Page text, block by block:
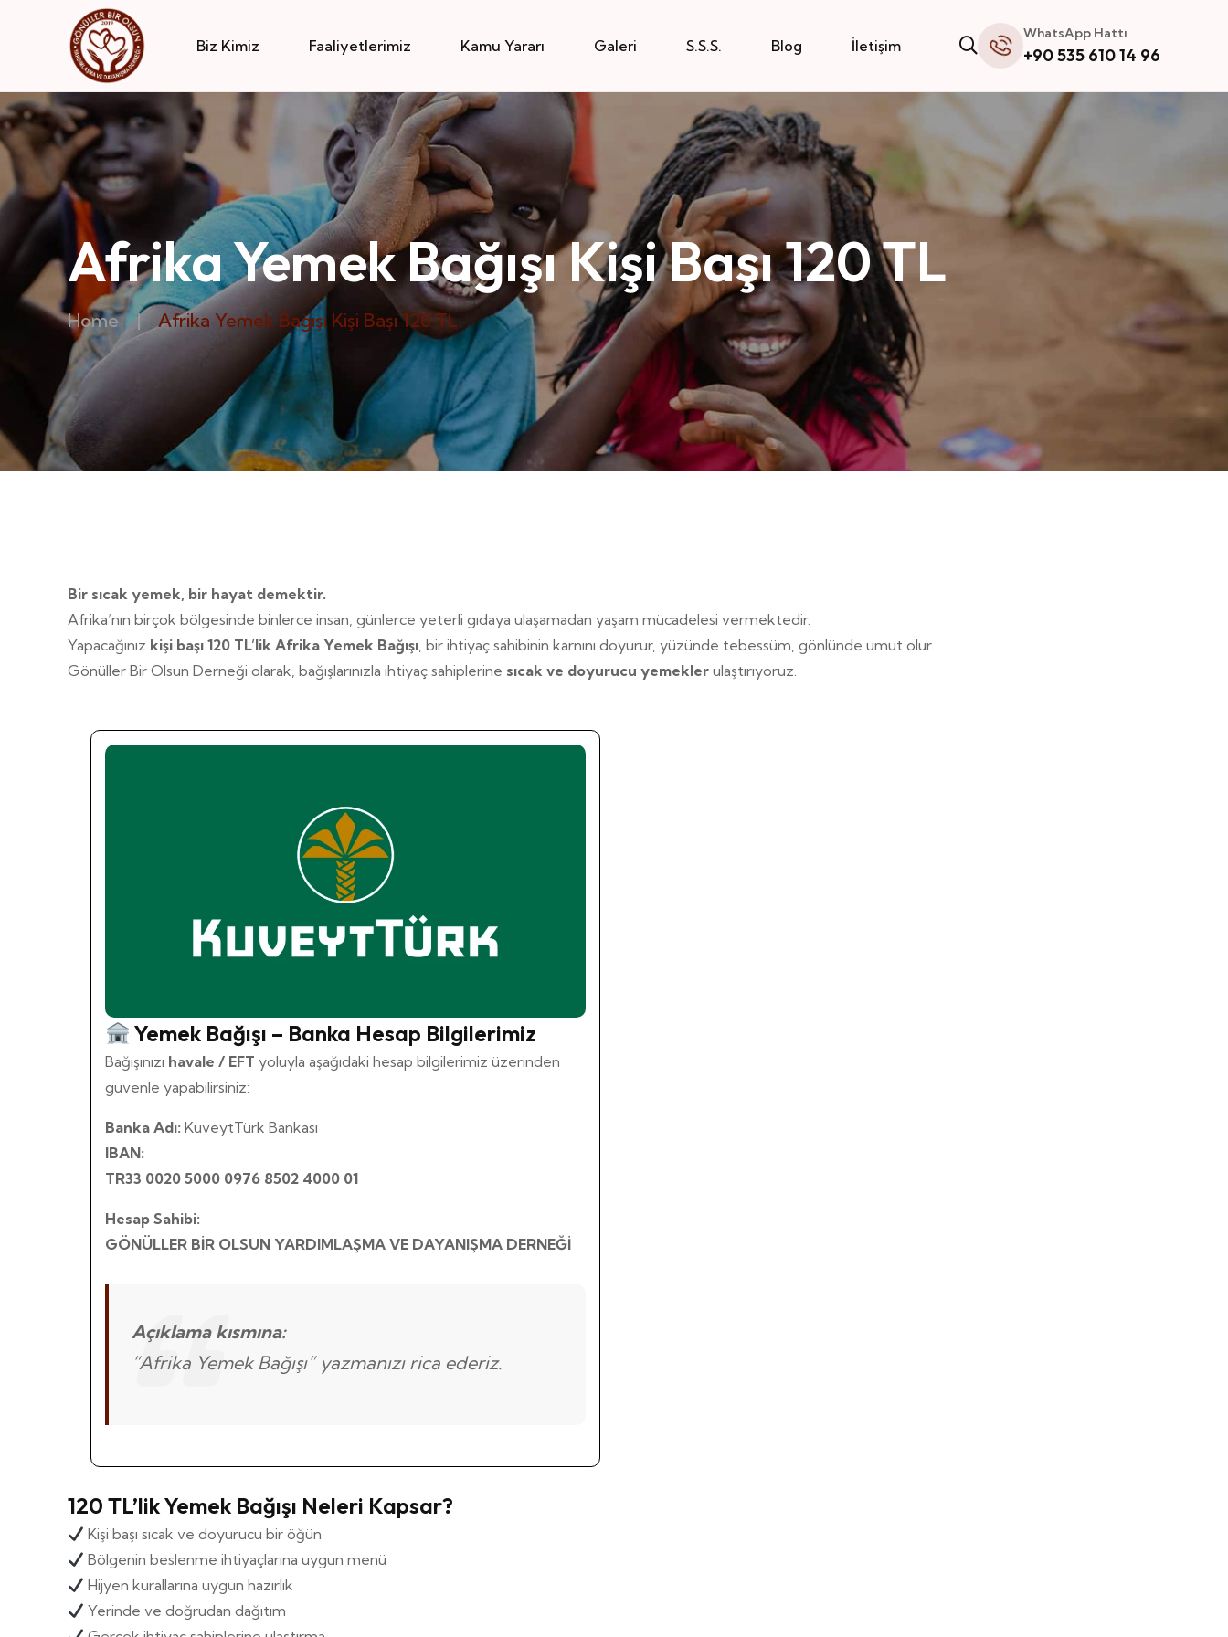
Biz Kimiz Faaliyetlerimiz Kamu Yararı Galeri S.S.S. Blog İletişim
WhatsApp Hattı
+90 535 610 14 96
Afrika Yemek Bağışı Kişi Başı 120 TL
Home | Afrika Yemek Bağışı Kişi Başı 120 TL
Bir sıcak yemek, bir hayat demektir.
Afrika’nın birçok bölgesinde binlerce insan, günlerce yeterli gıdaya ulaşamadan yaşam mücadelesi vermektedir.
Yapacağınız kişi başı 120 TL’lik Afrika Yemek Bağışı, bir ihtiyaç sahibinin karnını doyurur, yüzünde tebessüm, gönlünde umut olur.
Gönüller Bir Olsun Derneği olarak, bağışlarınızla ihtiyaç sahiplerine sıcak ve doyurucu yemekler ulaştırıyoruz.
Yemek Bağışı – Banka Hesap Bilgilerimiz
Bağışınızı havale / EFT yoluyla aşağıdaki hesap bilgilerimiz üzerinden
güvenle yapabilirsiniz:
Banka Adı: KuveytTürk Bankası
IBAN:
TR33 0020 5000 0976 8502 4000 01
Hesap Sahibi:
GÖNÜLLER BİR OLSUN YARDIMLAŞMA VE DAYANIŞMA DERNEĞİ
Açıklama kısmına:
“Afrika Yemek Bağışı”yazmanızı rica ederiz.
120 TL’lik Yemek Bağışı Neleri Kapsar?
Kişi başı sıcak ve doyurucu bir öğün
Bölgenin beslenme ihtiyaçlarına uygun menü
Hijyen kurallarına uygun hazırlık
Yerinde ve doğrudan dağıtım